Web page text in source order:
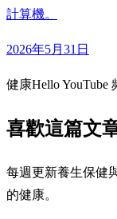
計算機。
2026年5月31日
健康Hello YouTube
喜歡這篇文
每週更新養生保健
的健康。